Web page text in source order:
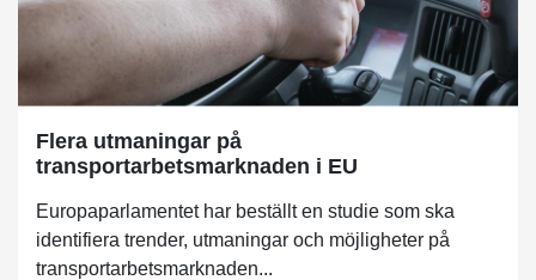
Flera utmaningar på
transportarbetsmarknaden i EU
Europaparlamentet har beställt en studie som ska
identifiera trender, utmaningar och möjligheter på
transportarbetsmarknaden...